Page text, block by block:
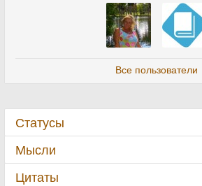
Все пользователи
Статусы
Мысли
Цитаты